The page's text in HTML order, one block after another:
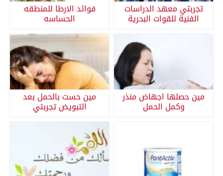
تجربتي معهد الدراسات
الفنية للقوات البحرية
فوائد الارطا للمنطقه
الحساسه
مين حصلها اجهاض منذر
وكمل الحمل
مين حست بالحمل بعد
التبويض تجربتي